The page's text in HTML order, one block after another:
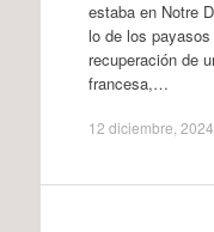
estaba en Notre
lo de los
recuperación de
francesa,…
12 diciembre, 2024